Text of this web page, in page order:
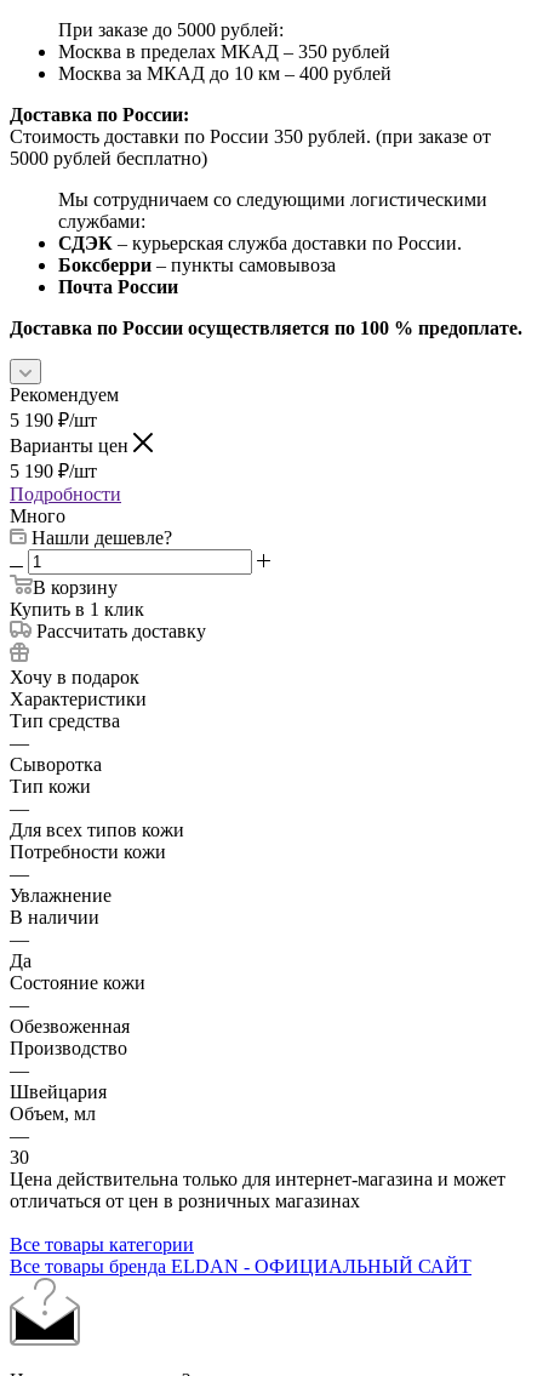
При заказе до 5000 рублей:
Москва в пределах МКАД – 350 рублей
Москва за МКАД до 10 км – 400 рублей
Доставка по России:
Стоимость доставки по России 350 рублей. (при заказе от
5000 рублей бесплатно)
Мы сотрудничаем со следующими логистическими
службами:
СДЭК – курьерская служба доставки по России.
Боксберри – пункты самовывоза
Почта России
Доставка по России осуществляется по 100 % предоплате.
Рекомендуем
5 190 ₽/шт
Варианты цен
5 190 ₽/шт
Подробности
Много
Нашли дешевле?
В корзину
Купить в 1 клик
Рассчитать доставку
Хочу в подарок
Характеристики
Тип средства
—
Сыворотка
Тип кожи
—
Для всех типов кожи
Потребности кожи
—
Увлажнение
В наличии
—
Да
Состояние кожи
—
Обезвоженная
Производство
—
Швейцария
Объем, мл
—
30
Цена действительна только для интернет-магазина и может
отличаться от цен в розничных магазинах
Все товары категории
Все товары бренда ELDAN - ОФИЦИАЛЬНЫЙ САЙТ